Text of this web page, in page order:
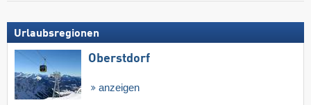
Urlaubsregionen
Oberstdorf
anzeigen